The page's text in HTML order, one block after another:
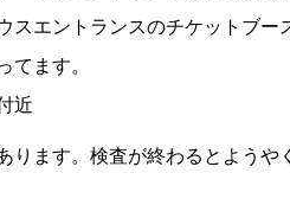
スエントランスのチケットブー
てます。
ります。検査が終わるとようや